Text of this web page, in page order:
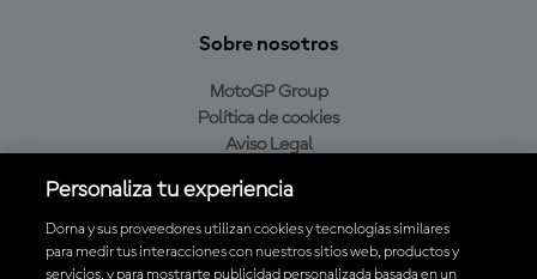
Sobre nosotros
MotoGP Group
Política de cookies
Aviso Legal
Política de compra
Personaliza tu experiencia
Dorna y sus proveedores utilizan cookies y tecnologías similares
para medir tus interacciones con nuestros sitios web, productos y
servicios, y para mostrarte publicidad personalizada basada en un